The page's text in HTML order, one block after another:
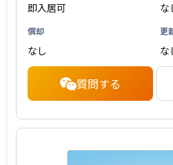
即入居可 な
償却
なし
更
な
質問する